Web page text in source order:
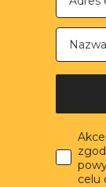
Nazwa
celu